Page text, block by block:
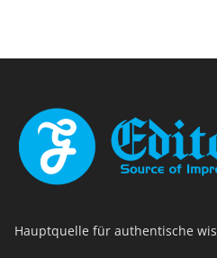
Hauptquelle für authentische